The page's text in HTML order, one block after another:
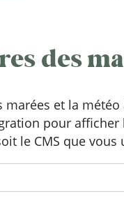
des
et la
pour
le CMS que vous